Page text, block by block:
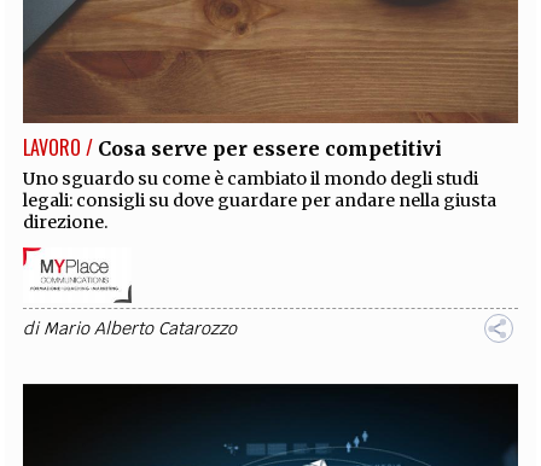
LAVORO / Cosa serve per essere competitivi
Uno sguardo su come è cambiato il mondo degli studi
legali: consigli su dove guardare per andare nella giusta
direzione.
diMario Alberto Catarozzo